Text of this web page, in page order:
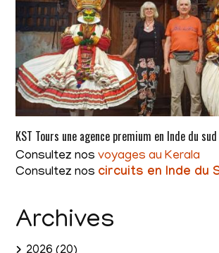
KST Tours une agence premium en Inde du sud
Consultez nosvoyages au Kerala
Consultez nos circuits en Inde du
Archives